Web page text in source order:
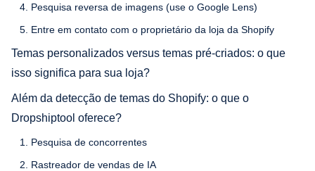
4. Pesquisa reversa de imagens (use o Google Lens)
5. Entre em contato com o proprietário da loja da Shopify
Temas personalizados versus temas pré-criados: o que
isso significa para sua loja?
Além da detecção de temas do Shopify: o que o
Dropshiptool oferece?
1. Pesquisa de concorrentes
2. Rastreador de vendas de IA